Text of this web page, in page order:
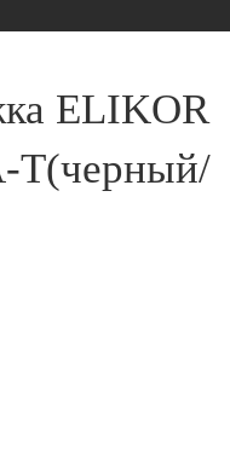
ELIKOR
Т(черный/